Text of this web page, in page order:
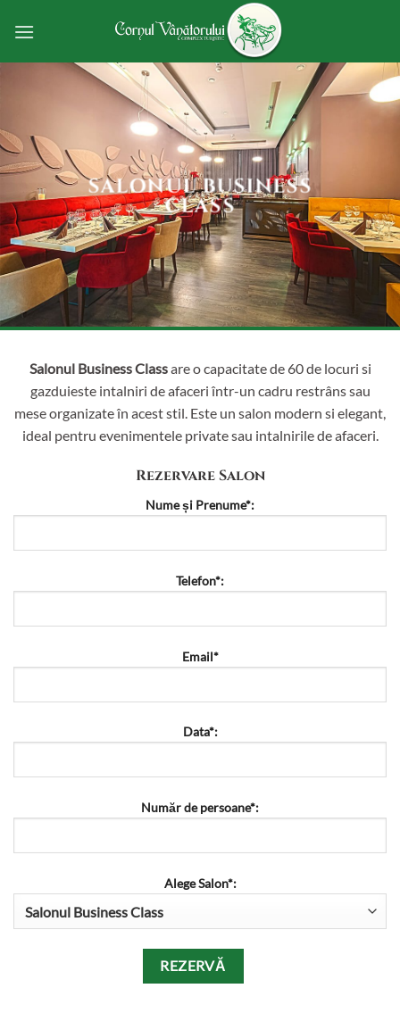
SALONUL BUSINESS
CLASS
Salonul Business Classare o capacitate de 60 de locuri si
gazduieste intalniri de afaceri într-un cadru restrâns sau
mese organizate în acest stil. Este un salon modern si elegant,
ideal pentru evenimentele private sau intalnirile de afaceri.
Rezervare Salon
Nume și Prenume*:
Telefon*:
Email*
Data*:
Număr de persoane*:
Alege Salon*: